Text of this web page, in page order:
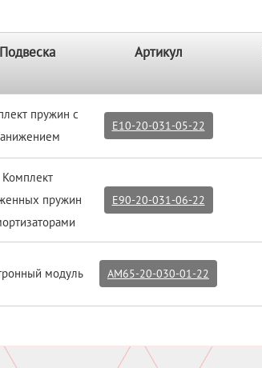
Подвеска Артикул
пружин с
E10-20-031-05-22
Комплект
пружин
E90-20-031-06-22
модуль AM65-20-030-01-22